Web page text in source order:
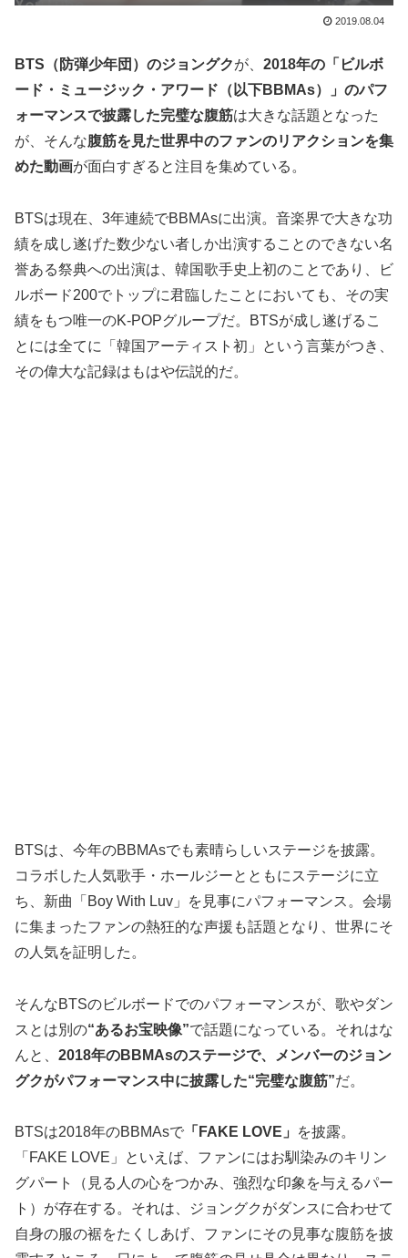
2019.08.04
BTS（防弾少年団）のジョングクが、 2018年の「ビルボ
ード・ミュージック・アワード（以下BBMAs）」のパフ
ォーマンスで披露した完璧な腹筋は大きな話題となった
が、そんな腹筋を見た世界中のファンのリアクションを集
めた動画が面白すぎると注目を集めている。
BTSは現在、3年連続でBBMAsに出演。音楽界で大きな功
績を成し遂げた数少ない者しか出演することのできない名
誉ある祭典への出演は、韓国歌手史上初のことであり、ビ
ルボード200でトップに君臨したことにおいても、その実
績をもつ唯一のK-POPグループだ。BTSが成し遂げるこ
とには全てに「韓国アーティスト初」という言葉がつき、
その偉大な記録はもはや伝説的だ。
BTSは、今年のBBMAsでも素晴らしいステージを披露。
コラボした人気歌手・ホールジーとともにステージに立
ち、新曲「Boy With Luv」を見事にパフォーマンス。会場
に集まったファンの熱狂的な声援も話題となり、世界にそ
の人気を証明した。
そんなBTSのビルボードでのパフォーマンスが、歌やダン
スとは別の“あるお宝映像”で話題になっている。それはな
んと、 2018年のBBMAsのステージで、メンバーのジョン
グクがパフォーマンス中に披露した“完璧な腹筋”だ。
BTSは2018年のBBMAsで 「FAKE LOVE」
を披露。
「FAKE LOVE」といえば、ファンにはお馴染みのキリン
グパート（見る人の心をつかみ、強烈な印象を与えるパー
ト）が存在する。それは、ジョングクがダンスに合わせて
自身の服の裾をたくしあげ、ファンにその見事な腹筋を披